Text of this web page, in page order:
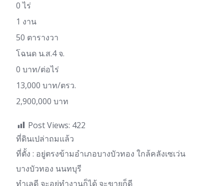
0 ไร่
1 งาน
50 ตารางวา
โฉนด น.ส.4 จ.
0 บาท/ต่อไร่
13,000 บาท/ตรว.
2,900,000 บาท
Post Views: 422
ที่ดินเปล่าถมแล้ว
ที่ตั้ง : อยู่ตรงข้ามอำเภอบางบัวทอง ใกล้คลังเซเว่น
บางบัวทอง นนทบุรี
ทำเลดี จะอยู่ทำงานก็ได้ จะขายก็ดี